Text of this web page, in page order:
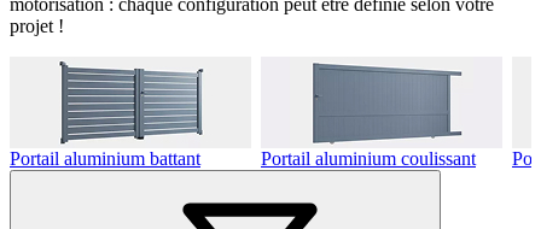
projet !
Portail aluminium battant Portail aluminium coulissant